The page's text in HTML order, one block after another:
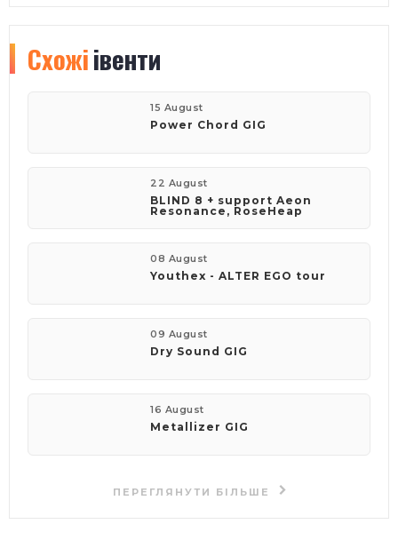
Схожіівенти
15 August
Power Chord GIG
22 August
BLIND 8 + support Aeon
Resonance, RoseHeap
08 August
Youthex - ALTER EGO tour
09 August
Dry Sound GIG
16 August
Metallizer GIG
ПЕРЕГЛЯНУТИ БІЛЬШЕ